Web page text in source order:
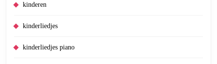
kinderen
kinderliedjes
kinderliedjes piano